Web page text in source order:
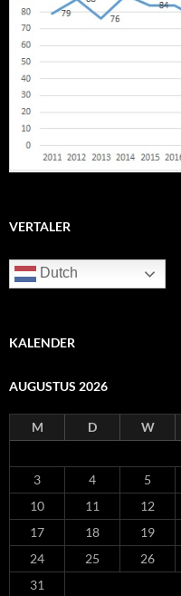
VERTALER
Dutch
KALENDER
AUGUSTUS 2026
M D W
3
4 5
10
11 12
17
18 19
24
25 26
31